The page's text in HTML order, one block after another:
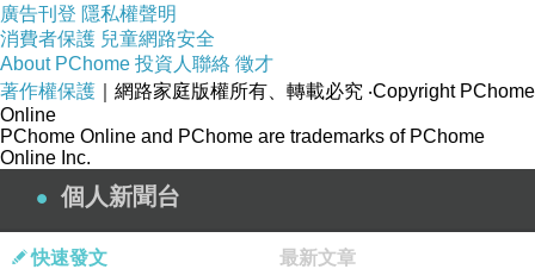
廣告刊登 隱私權聲明
消費者保護 兒童網路安全
About PChome 投資人聯絡 徵才
著作權保護 ｜網路家庭版權所有、轉載必究 ‧Copyright PChome
Online
PChome Online and PChome are trademarks of PChome
Online Inc.
個人新聞台
快速發文 最新文章